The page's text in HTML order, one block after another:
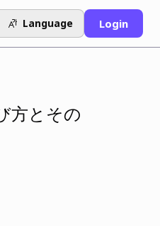
Language Login
方とその